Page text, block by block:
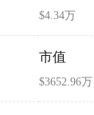
$4.34万
市值
$3652.96万